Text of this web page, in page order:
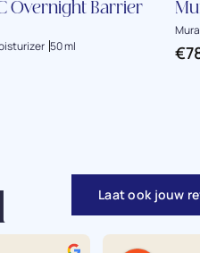
Overnight Barrier
50 ml €
Laat ook jouw